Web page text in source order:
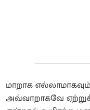
மாறாக
அவ்வாறாகவே